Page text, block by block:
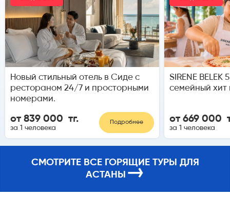
Новый стильный отель в Сиде с
рестораном 24/7 и просторными
номерами.
от 839 000 тг.
за 1 человека
Подробнее
SIRENE
семейный хит
от 669 000
за 1 человека
СМОТРИТЕ ВСЕ ГОРЯЩИЕ ТУРЫ ДЛЯ
АСТАНЫ →